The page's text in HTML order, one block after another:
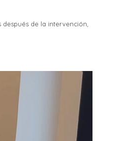
de la intervención,